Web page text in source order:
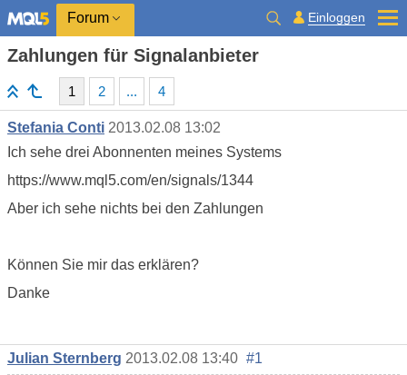
Forum Einloggen
Zahlungen für Signalanbieter
1 2 ... 4
Stefania Conti 2013.02.08 13:02
Ich sehe drei Abonnenten meines Systems
https://www.mql5.com/en/signals/1344
Aber ich sehe nichts bei den Zahlungen
Können Sie mir das erklären?
Danke
Julian Sternberg 2013.02.08 13:40 #1